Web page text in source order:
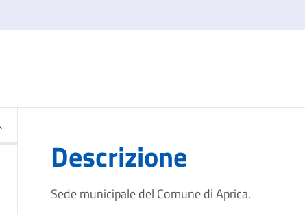
Descrizione
Sede municipale del Comune di Aprica.